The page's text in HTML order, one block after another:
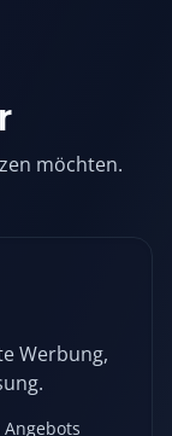
möchten.
Werbung,